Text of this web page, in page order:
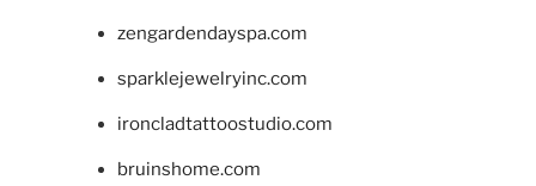
zengardendayspa.com
sparklejewelryinc.com
ironcladtattoostudio.com
bruinshome.com